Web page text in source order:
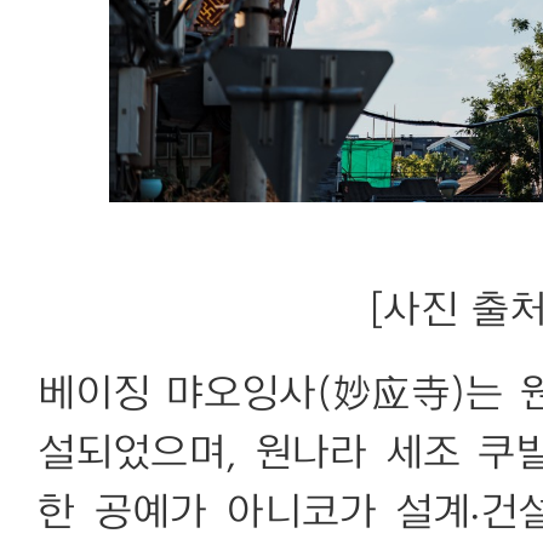
[사진 출
베이징 먀오잉사(妙应寺)는
설되었으며, 원나라 세조 쿠
한 공예가 아니코가 설계·건